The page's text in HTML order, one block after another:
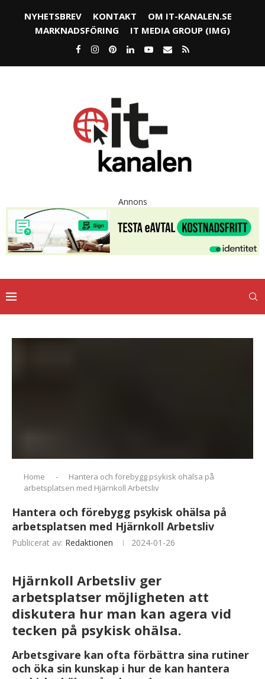
NYHETSBREV KONTAKT
OM IT-KANALEN.SE
MARKNADSFÖRING
IT MEDIA GROUP (IMG)
Annons
Home -
Hantera och förebygg psykisk ohälsa på
arbetsplatsen med Hjärnkoll Arbetsliv
Hantera och förebygg psykisk ohälsa på
arbetsplatsen med Hjärnkoll Arbetsliv
Publicerat av: Redaktionen 2024-01-26
Hjärnkoll Arbetsliv ger
arbetsplatser möjligheten att
diskutera hur man kan agera vid
tecken på psykisk ohälsa.
Arbetsgivare kan ofta förbättra sina rutiner
och öka sin kunskap i hur de kan hantera